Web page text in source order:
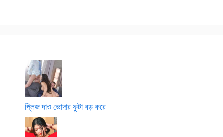
প্লিজ দাও ভোদার ফুটা বড় করে